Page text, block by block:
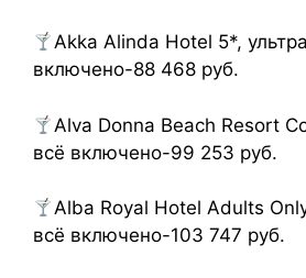
Akka Alinda Hotel 5*,
включено-88 468 руб.
Alva Donna Beach Resort
всё включено-99 253 руб.
Alba Royal Hotel Adults
всё включено-103 747 руб.